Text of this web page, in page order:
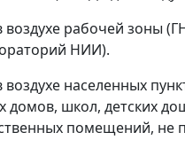
рабочей зоны
НИИ).
населенных
школ, детских
помещений, не